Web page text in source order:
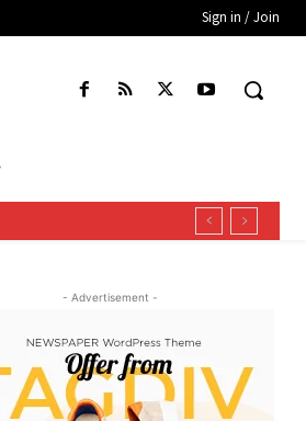
Sign in / Join
- Advertisement -